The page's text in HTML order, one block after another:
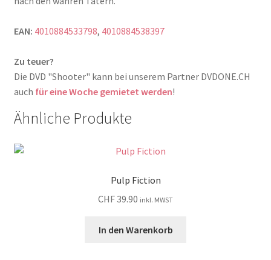
EAN: 4010884533798, 4010884538397
Zu teuer?
Die DVD "Shooter" kann bei unserem Partner DVDONE.CH
auch für eine Woche gemietet werden!
Ähnliche Produkte
Pulp Fiction
CHF39.90 inkl. MWST
In den Warenkorb